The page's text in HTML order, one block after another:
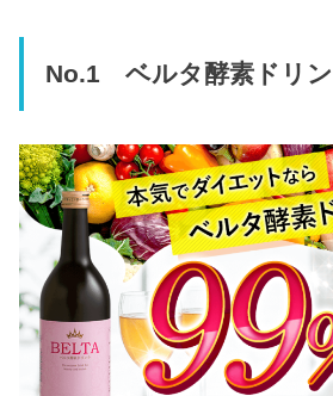
No.1 ベルタ酵素ドリ